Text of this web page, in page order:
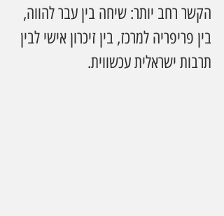
הקשר רחב יותר: שיחה בין עבר להווה,
בין פריפריה למרכז, בין זיכרון אישי לבין
תרבות ישראלית עכשווית.